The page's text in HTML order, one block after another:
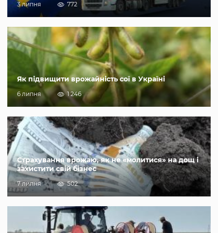
3 липня 772
Як підвищити врожайність сої в Україні
6 липня 1 246
Страхування врожаю, як не «молитися» на дощ і
захистити свій бізнес
7 липня 502